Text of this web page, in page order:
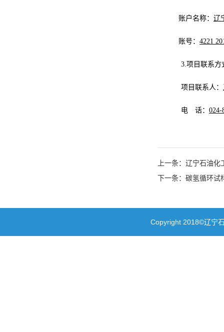
账户名称： 辽
账号： 4221
3.项目联系方
项目联系人：
电 话：
上一条：辽宁石油
下一条：碳氢循环试
Copyright 2018©辽宁